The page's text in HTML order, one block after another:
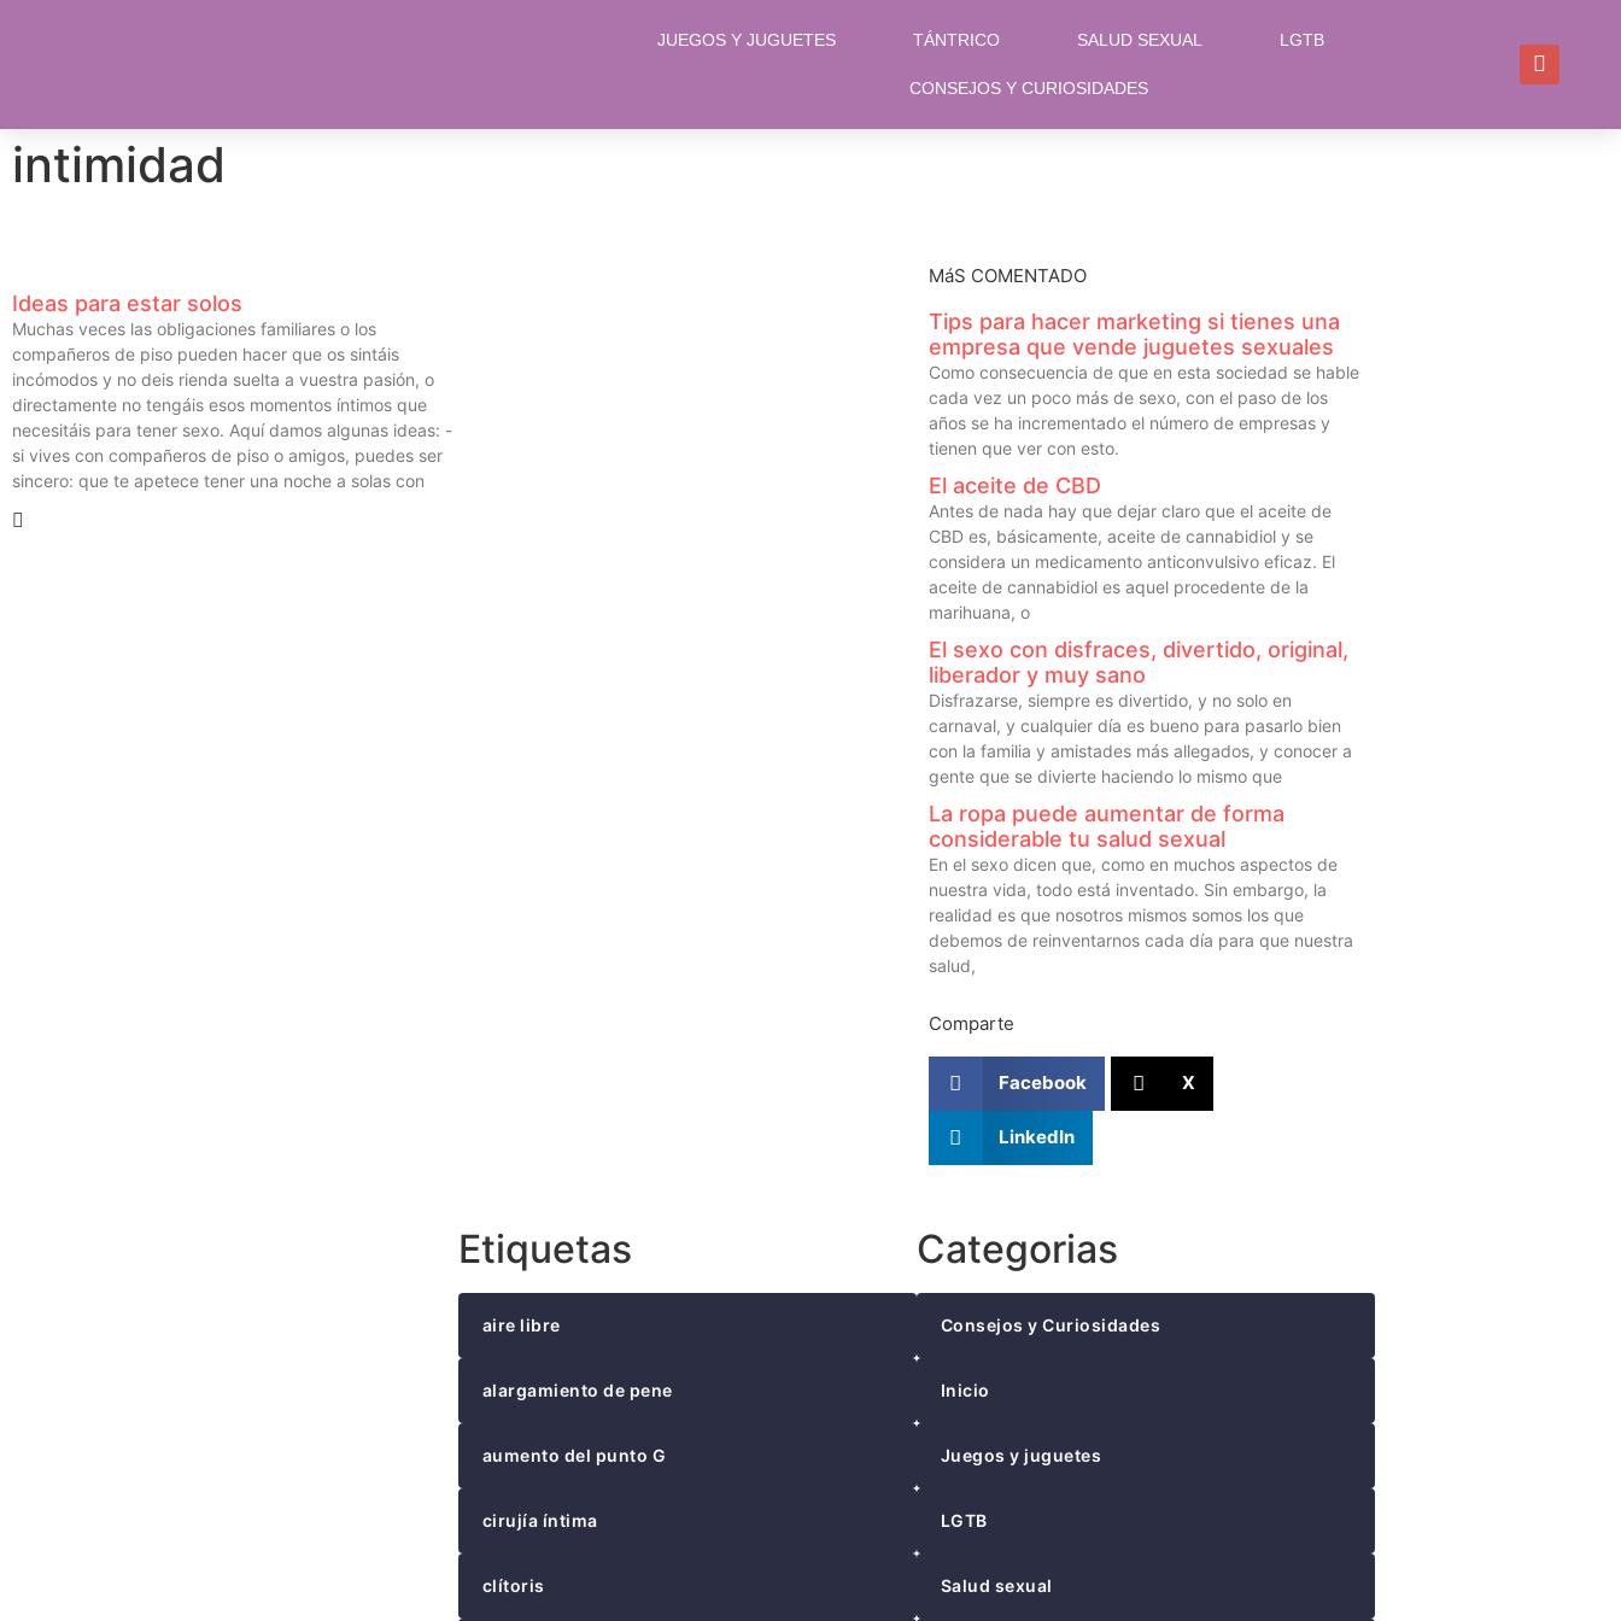
JUEGOS Y JUGUETES TÁNTRICO SALUD SEXUAL LGTB
CONSEJOS Y CURIOSIDADES
intimidad
Ideas para estar solos
Muchas veces las obligaciones familiares o los
compañeros de piso pueden hacer que os sintáis
incómodos y no deis rienda suelta a vuestra pasión, o
directamente no tengáis esos momentos íntimos que
necesitáis para tener sexo. Aquí damos algunas ideas: -
si vives con compañeros de piso o amigos, puedes ser
sincero: que te apetece tener una noche a solas con
MáS COMENTADO
Tips para hacer marketing si tienes una
empresa que vende juguetes sexuales
Como consecuencia de que en esta sociedad se hable
cada vez un poco más de sexo, con el paso de los
años se ha incrementado el número de empresas y
tienen que ver con esto.
El aceite de CBD
Antes de nada hay que dejar claro que el aceite de
CBD es, básicamente, aceite de cannabidiol y se
considera un medicamento anticonvulsivo eficaz. El
aceite de cannabidiol es aquel procedente de la
marihuana, o
El sexo con disfraces, divertido, original,
liberador y muy sano
Disfrazarse, siempre es divertido, y no solo en
carnaval, y cualquier día es bueno para pasarlo bien
con la familia y amistades más allegados, y conocer a
gente que se divierte haciendo lo mismo que
La ropa puede aumentar de forma
considerable tu salud sexual
En el sexo dicen que, como en muchos aspectos de
nuestra vida, todo está inventado. Sin embargo, la
realidad es que nosotros mismos somos los que
debemos de reinventarnos cada día para que nuestra
salud,
Comparte
Facebook X
LinkedIn
Etiquetas
aire libre
alargamiento de pene
aumento del punto G
cirujía íntima
clítoris
Categorias
Consejos y Curiosidades
Inicio
Juegos y juguetes
LGTB
Salud sexual